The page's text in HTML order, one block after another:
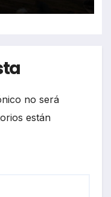
no será
están